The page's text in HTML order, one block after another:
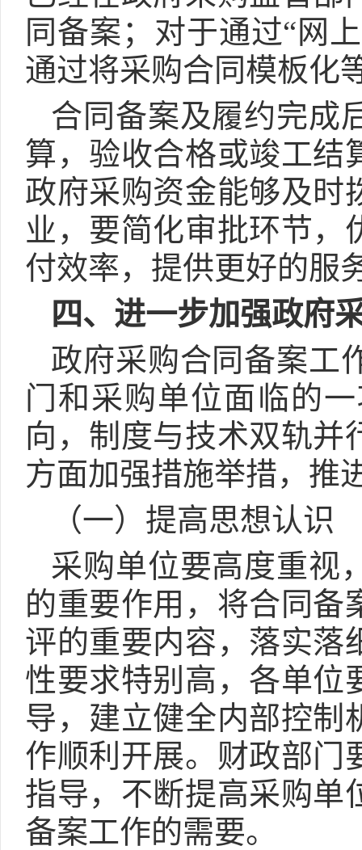
同备案；对于通过“网
通过将采购合同模板化
合同备案及履约完成
算，验收合格或竣工结
政府采购资金能够及时
业，要简化审批环节，
付效率，提供更好的服
四、进一步加强政府
政府采购合同备案工
门和采购单位面临的
向，制度与技术双轨并
方面加强措施举措，推
（一）提高思想认识
采购单位要高度重视
的重要作用，将合同备
评的重要内容，落实落
性要求特别高，各单位
导，建立健全内部控制
作顺利开展。财政部门
指导，不断提高采购单
备案工作的需要。